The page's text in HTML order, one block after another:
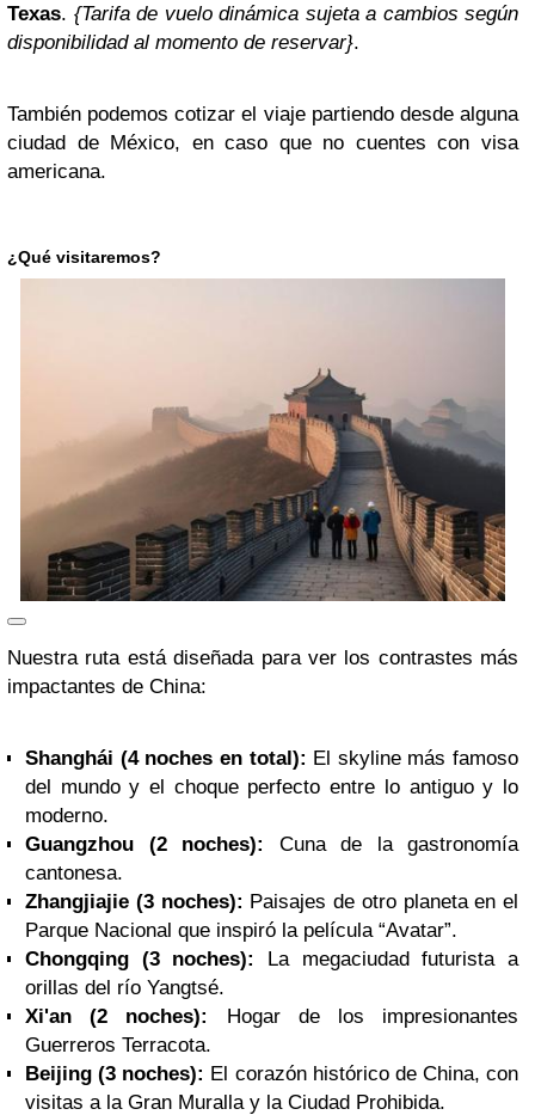
Texas. {Tarifa de vuelo dinámica sujeta a cambios según
disponibilidad al momento de reservar}.
También podemos cotizar el viaje partiendo desde alguna
ciudad de México, en caso que no cuentes con visa
americana.
¿Qué visitaremos?
Nuestra ruta está diseñada para ver los contrastes más
impactantes de China:
Shanghái (4 noches en total): El skyline más famoso
del mundo y el choque perfecto entre lo antiguo y lo
moderno.
Guangzhou (2 noches):
Cuna de la gastronomía
cantonesa.
Zhangjiajie (3 noches): Paisajes de otro planeta en el
Parque Nacional que inspiró la película “Avatar”.
Chongqing (3 noches):
La megaciudad futurista a
orillas del río Yangtsé.
Xi'an (2 noches):
Hogar de los impresionantes
Guerreros Terracota.
Beijing (3 noches): El corazón histórico de China, con
visitas a la Gran Muralla y la Ciudad Prohibida.